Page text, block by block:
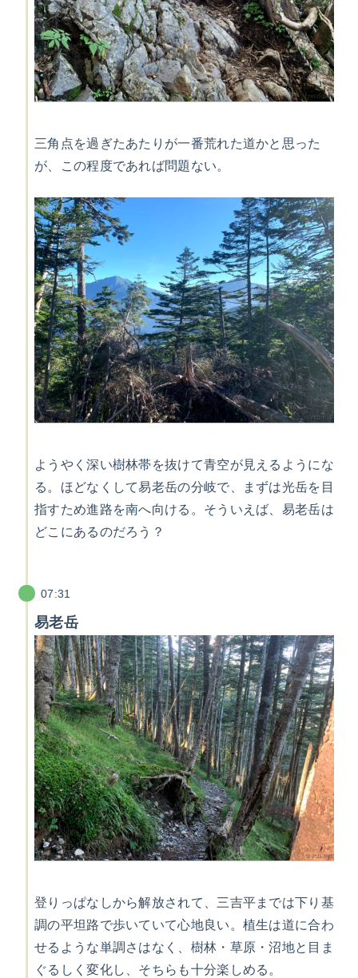
三角点を過ぎたあたりが一番荒れた道かと思った
が、この程度であれば問題ない。
ようやく深い樹林帯を抜けて青空が見えるようにな
る。ほどなくして易老岳の分岐で、まずは光岳を目
指すため進路を南へ向ける。そういえば、易老岳は
どこにあるのだろう？
07:31
易老岳
登りっぱなしから解放されて、三吉平までは下り基
調の平坦路で歩いていて心地良い。植生は道に合わ
せるような単調さはなく、樹林・草原・沼地と目ま
ぐるしく変化し、そちらも十分楽しめる。